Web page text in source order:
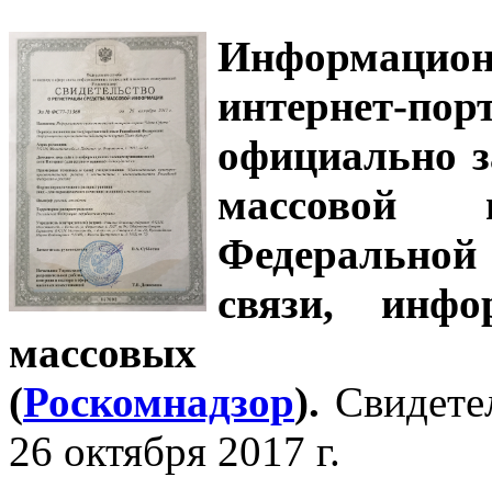
интернет-
официально
связи,
массовых
(Роскомнадзор).
26 октября 2017 г.